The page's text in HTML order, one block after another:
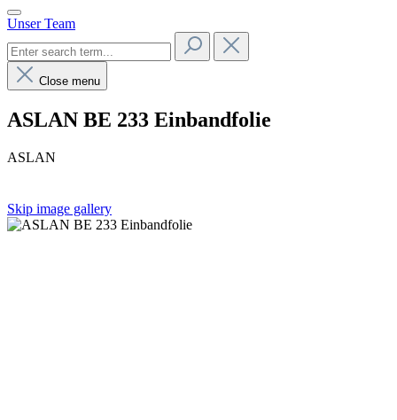
Unser Team
Close menu
ASLAN BE 233 Einbandfolie
ASLAN
Skip image gallery